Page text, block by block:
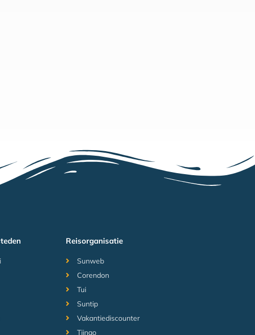
Reisorganisatie
Sunweb
Corendon
Tui
Suntip
Vakantiediscounter
Tjingo